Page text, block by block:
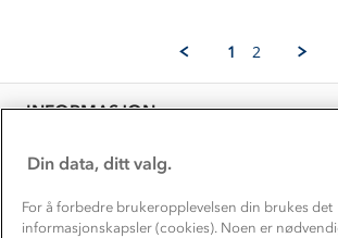
13
2026
1 2
INFORMASJON
Bedrift, barnehage og SFO
Presse
OM OSS
Samarbeide med oss?
TIPS OG RÅD
Store størrelser
Turmat oppskrifter
Beredskap
Få turinspirasjon og tips her⛰
Overnatte utendørs⛺
Leirskole 🥾
Barnehageansatt
Din data, ditt valg.
For å forbedre brukeropplevelsen din brukes det
informasjonskapsler (cookies). Noen er